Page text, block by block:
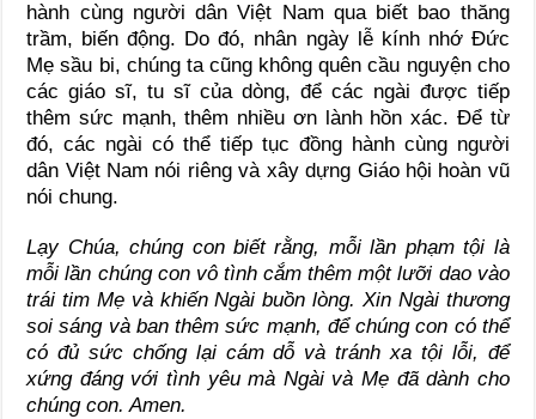
hành cùng người dân Việt Nam qua biết bao thăng
trầm, biến động. Do đó, nhân ngày lễ kính nhớ Đức
Mẹ sầu bi, chúng ta cũng không quên cầu nguyện cho
các giáo sĩ, tu sĩ của dòng, để các ngài được tiếp
thêm sức mạnh, thêm nhiều ơn lành hồn xác. Để từ
đó, các ngài có thể tiếp tục đồng hành cùng người
dân Việt Nam nói riêng và xây dựng Giáo hội hoàn vũ
nói chung.
Lạy Chúa, chúng con biết rằng, mỗi lần phạm tội là
mỗi lần chúng con vô tình cắm thêm một lưỡi dao vào
trái tim Mẹ và khiến Ngài buồn lòng. Xin Ngài thương
soi sáng và ban thêm sức mạnh, để chúng con có thể
có đủ sức chống lại cám dỗ và tránh xa tội lỗi, để
xứng đáng với tình yêu mà Ngài và Mẹ đã dành cho
chúng con. Amen.